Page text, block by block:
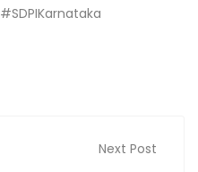
#SDPIKarnataka
Next Post